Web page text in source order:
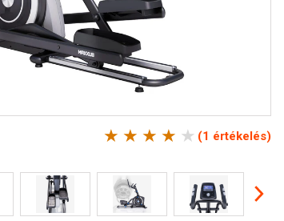
(1 értékelés)